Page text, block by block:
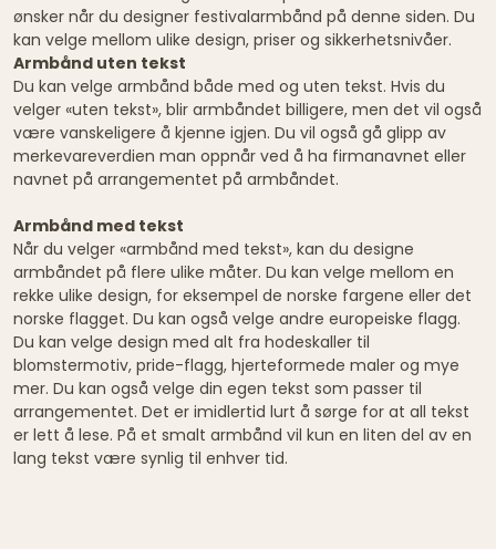
ønsker når du designer festivalarmbånd på denne siden. Du
kan velge mellom ulike design, priser og sikkerhetsnivåer.
Armbånd uten tekst
Du kan velge armbånd både med og uten tekst. Hvis du
velger «uten tekst», blir armbåndet billigere, men det vil også
være vanskeligere å kjenne igjen. Du vil også gå glipp av
merkevareverdien man oppnår ved å ha firmanavnet eller
navnet på arrangementet på armbåndet.
Armbånd med tekst
Når du velger «armbånd med tekst», kan du designe
armbåndet på flere ulike måter. Du kan velge mellom en
rekke ulike design, for eksempel de norske fargene eller det
norske flagget. Du kan også velge andre europeiske flagg.
Du kan velge design med alt fra hodeskaller til
blomstermotiv, pride-flagg, hjerteformede maler og mye
mer. Du kan også velge din egen tekst som passer til
arrangementet. Det er imidlertid lurt å sørge for at all tekst
er lett å lese. På et smalt armbånd vil kun en liten del av en
lang tekst være synlig til enhver tid.